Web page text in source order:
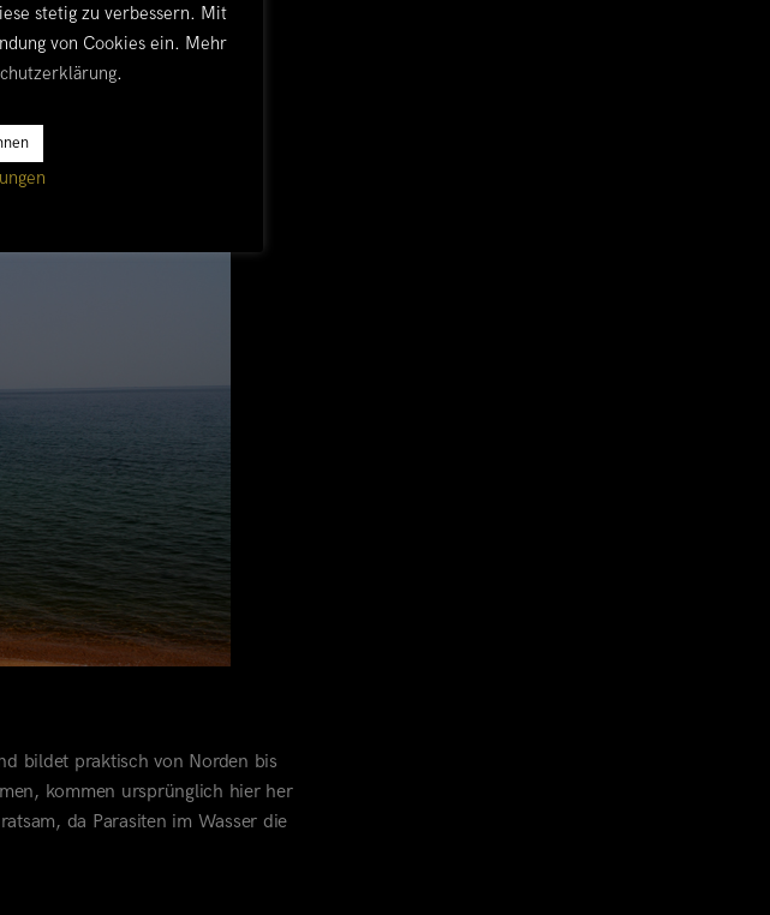
bildet praktisch von Norden bis
kommen ursprünglich hier her
da Parasiten im Wasser die
stetig zu verbessern. Mit
von Cookies ein. Mehr
.